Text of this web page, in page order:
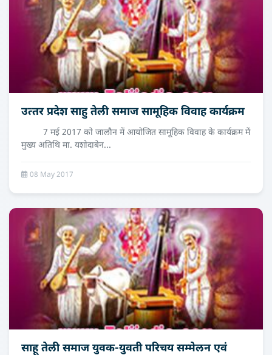
उत्‍तर प्रदेश साहु तेली समाज सामूहिक विवाह कार्यक्रम
7 मई 2017 काे जालौन में आयाेजित सामूहिक विवाह के कार्यक्रम में
मुख्य अतिथि मा. यशाेदाबेन...
08 May 2017
साहू तेली समाज युवक-युवती परिचय सम्मेलन एवं